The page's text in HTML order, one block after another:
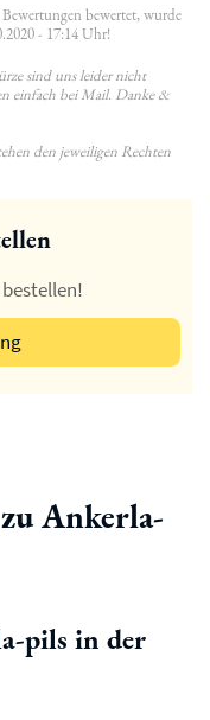
Bewertungen bewertet, wurde
- 17:14 Uhr!
sind uns leider nicht
einfach bei Mail. Danke &
den jeweiligen Rechten
Ankerla-
pils in der